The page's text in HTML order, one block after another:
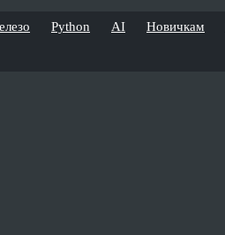
Python AI Новичкам